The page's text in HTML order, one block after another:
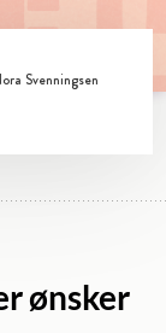
Svenningsen
ønsker